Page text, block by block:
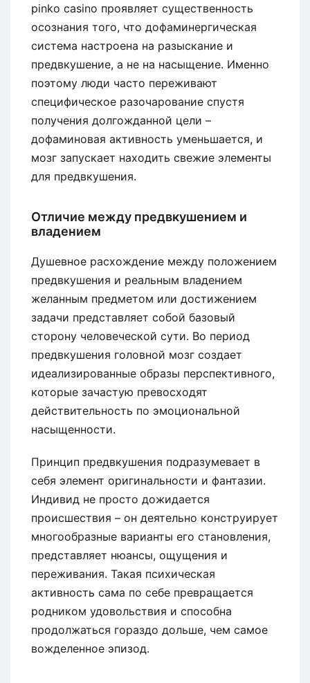
pinko casino проявляет существенность
осознания того, что дофаминергическая
система настроена на разыскание и
предвкушение, а не на насыщение. Именно
поэтому люди часто переживают
специфическое разочарование спустя
получения долгожданной цели –
дофаминовая активность уменьшается, и
мозг запускает находить свежие элементы
для предвкушения.
Отличие между предвкушением и
владением
Душевное расхождение между положением
предвкушения и реальным владением
желанным предметом или достижением
задачи представляет собой базовый
сторону человеческой сути. Во период
предвкушения головной мозг создает
идеализированные образы перспективного,
которые зачастую превосходят
действительность по эмоциональной
насыщенности.
Принцип предвкушения подразумевает в
себя элемент оригинальности и фантазии.
Индивид не просто дожидается
происшествия – он деятельно конструирует
многообразные варианты его становления,
представляет нюансы, ощущения и
переживания. Такая психическая
активность сама по себе превращается
родником удовольствия и способна
продолжаться гораздо дольше, чем самое
вожделенное эпизод.